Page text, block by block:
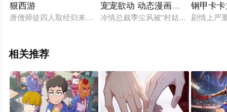
狠西游
唐僧师徒四人取经归来，返回大唐，不料途中遇到不明来路的
宠宠欲动 动态漫画第一季
冷情总裁季尘风被“村姑”林莫冉失手
钢甲卡
剧情上严
相关推荐